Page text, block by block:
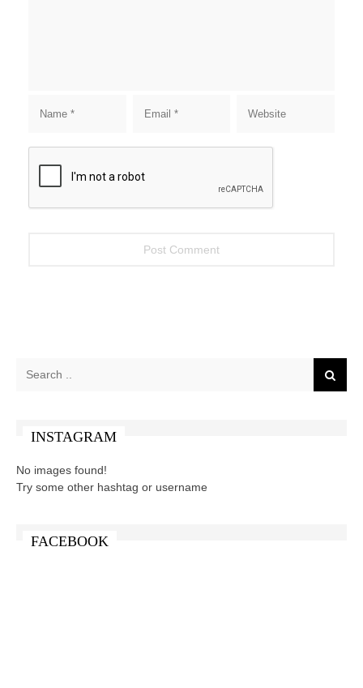
INSTAGRAM
No images found!
Try some other hashtag or username
FACEBOOK